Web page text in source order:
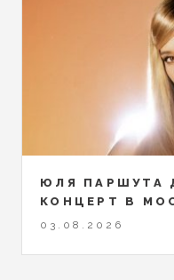
ЮЛЯ ПАРШУТА
КОНЦЕРТ В
03.08.2026